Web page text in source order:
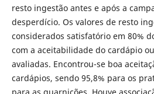
resto ingestão antes e após a
desperdício. Os valores de resto
considerados satisfatório em 80%
com a aceitabilidade do cardápio
avaliadas. Encontrou-se boa
cardápios, sendo 95,8% para os